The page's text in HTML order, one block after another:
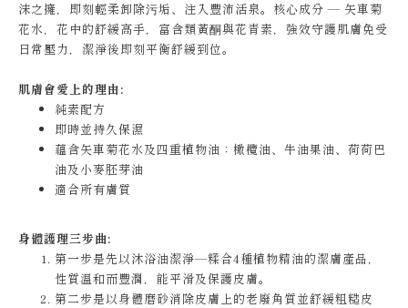
沫之擁，即刻輕柔卸除污垢、注入豐沛活泉。核心成分 — 矢車菊
花水，花中的舒緩高手，富含類黃酮與花青素，強效守護肌膚免受
日常壓力，潔淨後即刻平衡舒緩到位。
肌膚會愛上的理由:
純素配方
即時並持久保濕
蘊含矢車菊花水及四重植物油：橄欖油、牛油果油、荷荷巴
油及小麥胚芽油
適合所有膚質
身體護理三步曲:
第一步是先以沐浴油潔淨—糅合4種植物精油的潔膚產品，
性質温和而豐潤，能平滑及保護皮膚。
第二步是以身體磨砂消除皮膚上的老廢角質並舒緩粗糙皮